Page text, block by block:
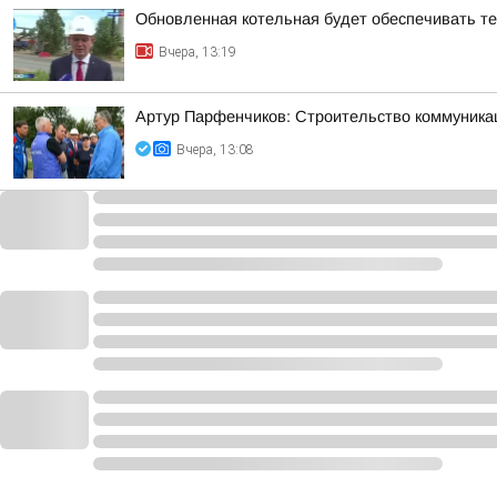
Обновленная котельная будет обеспечивать
Вчера, 13:19
Артур Парфенчиков: Строительство
Вчера, 13:08